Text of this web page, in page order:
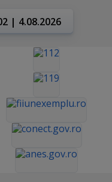
| 4.08.2026